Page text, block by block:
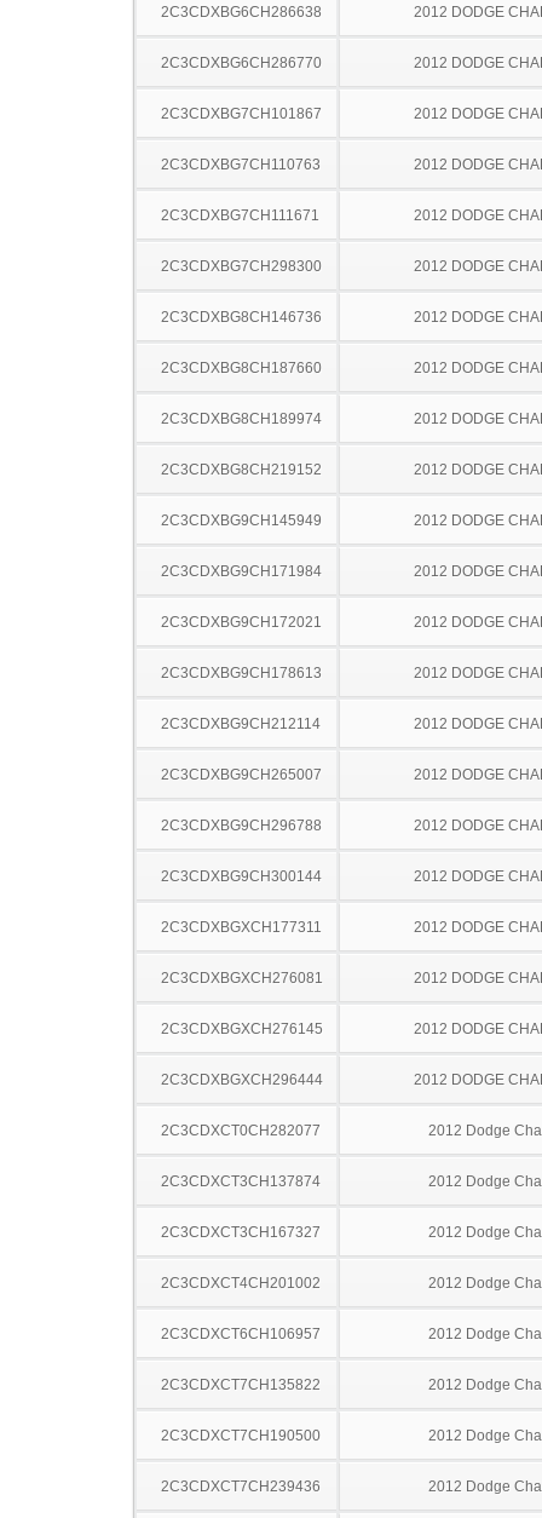
2C3CDXBG6CH286638 2012 DODGE
2C3CDXBG6CH286770 2012 DODGE
2C3CDXBG7CH101867 2012 DODGE
2C3CDXBG7CH110763 2012 DODGE
2C3CDXBG7CH111671 2012 DODGE
2C3CDXBG7CH298300 2012 DODGE
2C3CDXBG8CH146736 2012 DODGE
2C3CDXBG8CH187660 2012 DODGE
2C3CDXBG8CH189974 2012 DODGE
2C3CDXBG8CH219152 2012 DODGE
2C3CDXBG9CH145949 2012 DODGE
2C3CDXBG9CH171984 2012 DODGE
2C3CDXBG9CH172021 2012 DODGE
2C3CDXBG9CH178613 2012 DODGE
2C3CDXBG9CH212114 2012 DODGE
2C3CDXBG9CH265007 2012 DODGE
2C3CDXBG9CH296788 2012 DODGE
2C3CDXBG9CH300144 2012 DODGE
2C3CDXBGXCH177311 2012 DODGE
2C3CDXBGXCH276081 2012 DODGE
2C3CDXBGXCH276145 2012 DODGE
2C3CDXBGXCH296444 2012 DODGE
2C3CDXCT0CH282077 2012 Dodge
2C3CDXCT3CH137874 2012 Dodge
2C3CDXCT3CH167327 2012 Dodge
2C3CDXCT4CH201002 2012 Dodge
2C3CDXCT6CH106957 2012 Dodge
2C3CDXCT7CH135822 2012 Dodge
2C3CDXCT7CH190500 2012 Dodge
2C3CDXCT7CH239436 2012 Dodge